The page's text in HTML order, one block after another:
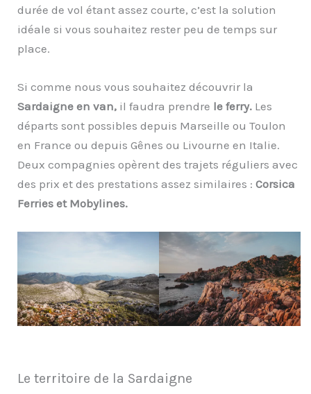
durée de vol étant assez courte, c’est la solution
idéale si vous souhaitez rester peu de temps sur
place.
Si comme nous vous souhaitez découvrir la
Sardaigne en van, il faudra prendre le ferry. Les
départs sont possibles depuis Marseille ou Toulon
en France ou depuis Gênes ou Livourne en Italie.
Deux compagnies opèrent des trajets réguliers avec
des prix et des prestations assez similaires : Corsica
Ferries et Mobylines.
Le territoire de la Sardaigne